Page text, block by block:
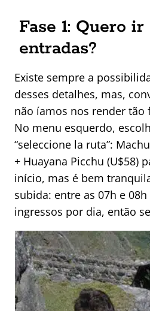
Fase 1: Quero
entradas?
Existe sempre a
desses detalhes, mas,
não íamos nos render
No menu esquerdo,
“seleccione la ruta”:
+ Huayana Picchu (U$58)
início, mas é bem
subida: entre as 07h e
ingressos por dia, então